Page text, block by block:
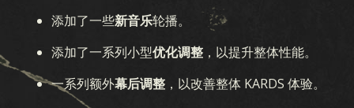
添加了一些新音乐轮播。
添加了一系列小型优化调整 ，以提升整体性能。
一系列额外幕后调整 ，以改善整体 KARDS 体验。
KARDS 是什么 如何游戏 商店
KARDS 学院
常见问题